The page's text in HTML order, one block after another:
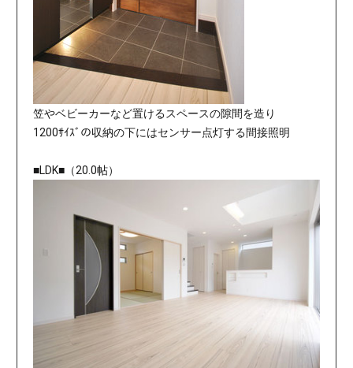
笠やベビーカーなど置けるスペースの隙間を造り
1200ｻｲｽﾞの収納の下にはセンサー点灯する間接照明
■LDK■（20.0帖）